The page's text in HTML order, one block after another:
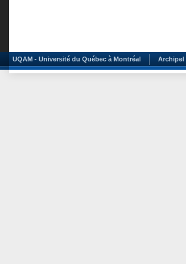
UQAM - Université du Québec à Montréal Archipel